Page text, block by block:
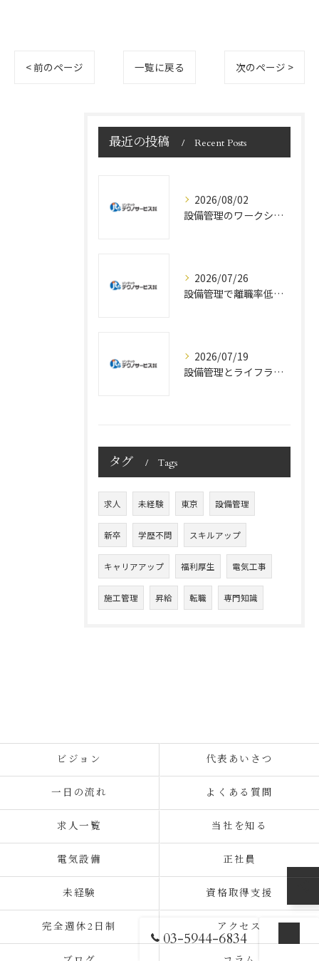
< 前のページ 一覧に戻る 次のページ >
最近の投稿 Recent Posts
2026/08/02
設備管理のワークショップを東京都で基礎から実践まで学べる最適な選び方
2026/07/26
設備管理で離職率低減を実現する現場改善と効率化の実践手法
2026/07/19
設備管理とライフライン整備の現場で東京都の安心を支える仕事と未経験からのキャリア形成
タグ Tags
求人 未経験 東京 設備管理
新卒 学歴不問 スキルアップ
キャリアアップ 福利厚生 電気工事
施工管理 昇給 転職 専門知識
03-5944-6834
ビジョン 代表あいさつ
一日の流れ よくある質問
求人一覧 当社を知る
電気設備 正社員
未経験 資格取得支援
完全週休2日制 アクセス